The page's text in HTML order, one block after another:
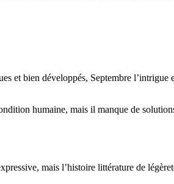
et bien développés, Septembre
humaine, mais il manque de
mais l’histoire littérature de